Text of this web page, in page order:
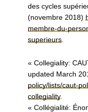
des cycles
(novembre 2018)
membre-du-
superieurs.
« Collegiality:
updated March
policy/lists/caut-
collegiality.
« Collégialité: